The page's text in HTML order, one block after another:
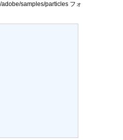
adobe/samples/particles フォ